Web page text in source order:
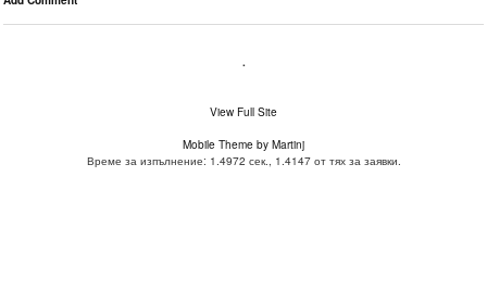
.
View Full Site
Mobile Theme by Martinj
Време за изпълнение: 1.4972 сек., 1.4147 от тях за заявки.